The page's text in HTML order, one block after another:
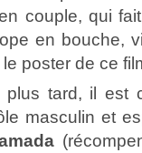
couple, qui
en bouche,
poster de ce
plus tard, il est
masculin et